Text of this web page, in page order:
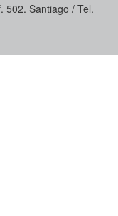
502. Santiago / Tel.